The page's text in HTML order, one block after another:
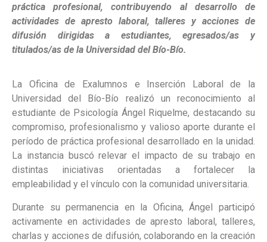
práctica profesional, contribuyendo al desarrollo de
actividades de apresto laboral, talleres y acciones de
difusión dirigidas a estudiantes, egresados/as y
titulados/as de la Universidad del Bío-Bío.
La Oficina de Exalumnos e Inserción Laboral de la
Universidad del Bío-Bío realizó un reconocimiento al
estudiante de Psicología Ángel Riquelme, destacando su
compromiso, profesionalismo y valioso aporte durante el
período de práctica profesional desarrollado en la unidad.
La instancia buscó relevar el impacto de su trabajo en
distintas iniciativas orientadas a fortalecer la
empleabilidad y el vínculo con la comunidad universitaria.
Durante su permanencia en la Oficina, Ángel participó
activamente en actividades de apresto laboral, talleres,
charlas y acciones de difusión, colaborando en la creación